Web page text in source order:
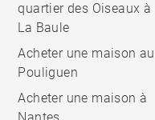
quartier des Oiseaux à
La Baule
Acheter une maison au
Pouliguen
Acheter une maison à